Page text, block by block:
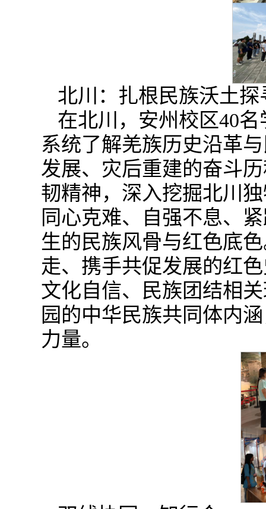
北川：扎根民族沃土
在北川，安州校区40
系统了解羌族历史沿革
发展、灾后重建的奋斗
韧精神，深入挖掘北川
同心克难、自强不息、
生的民族风骨与红色底
走、携手共促发展的红
文化自信、民族团结相
园的中华民族共同体内
力量。